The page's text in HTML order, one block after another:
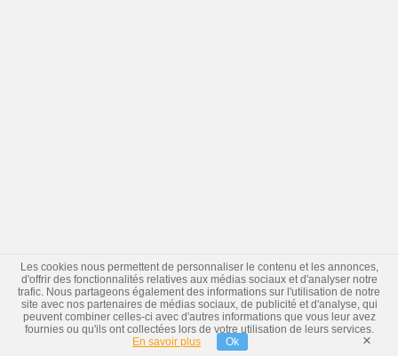
Les cookies nous permettent de personnaliser le contenu et les annonces,
d'offrir des fonctionnalités relatives aux médias sociaux et d'analyser notre
trafic. Nous partageons également des informations sur l'utilisation de notre
site avec nos partenaires de médias sociaux, de publicité et d'analyse, qui
peuvent combiner celles-ci avec d'autres informations que vous leur avez
fournies ou qu'ils ont collectées lors de votre utilisation de leurs services.
En savoir plus
Ok ×